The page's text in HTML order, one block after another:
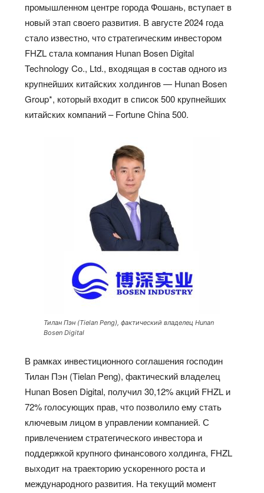
промышленном центре города Фошань, вступает в
новый этап своего развития. В августе 2024 года
стало известно, что стратегическим инвестором
FHZL стала компания Hunan Bosen Digital
Technology Co., Ltd., входящая в состав одного из
крупнейших китайских холдингов — Hunan Bosen
Group*, который входит в список 500 крупнейших
китайских компаний – Fortune China 500.
Тилан Пэн (Tielan Peng), фактический владелец Hunan
Bosen Digital
В рамках инвестиционного соглашения господин
Тилан Пэн (Tielan Peng), фактический владелец
Hunan Bosen Digital, получил 30,12% акций FHZL и
72% голосующих прав, что позволило ему стать
ключевым лицом в управлении компанией. С
привлечением стратегического инвестора и
поддержкой крупного финансового холдинга, FHZL
выходит на траекторию ускоренного роста и
международного развития. На текущий момент